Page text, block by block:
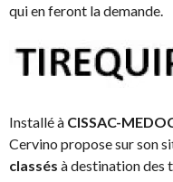
qui en feront la demande.
Installé à CISSAC-
Cervino propose sur son
classés à destination des